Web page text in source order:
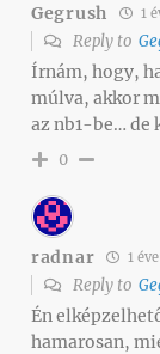
Gegrush 1
Reply to
Írnám, hogy,
múlva, akkor
az nb1-be… de
0
radnar 1 éve
Reply to
Én
hamarosan,